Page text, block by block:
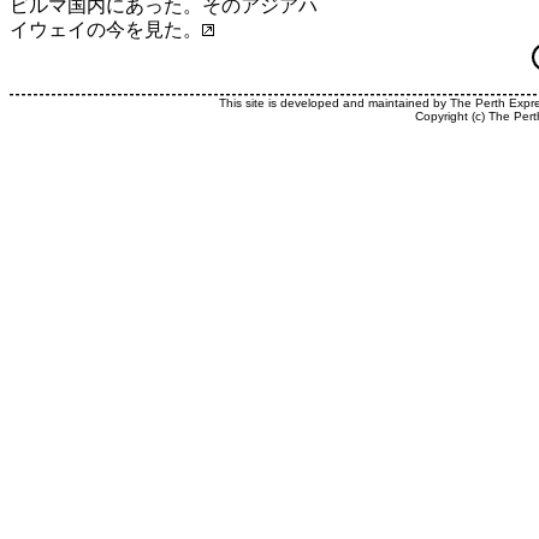
ビルマ国内にあった。そのアジアハ
イウェイの今を見た。
This site is developed and maintained by The Perth
Copyright (c) The